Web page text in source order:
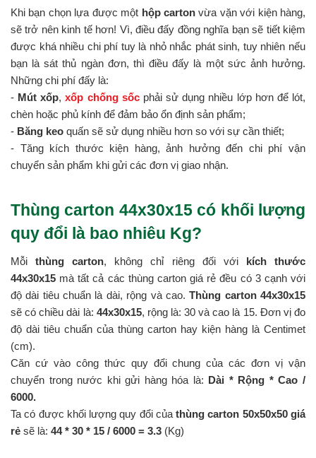
Khi bạn chọn lựa được một hộp cartonvừa vặn với kiện hàng,
sẽ trở nên kinh tế hơn! Vì, điều đấy đồng nghĩa bạn sẽ tiết kiệm
được khá nhiều chi phí tuy là nhỏ nhắc phát sinh, tuy nhiên nếu
bạn là sát thủ ngàn đơn, thì điều đấy là một sức ảnh hưởng.
Những chi phí đấy là:
- Mút xốp,xốp chống sốcphải sử dụng nhiều lớp hơn để lót,
chèn hoặc phủ kính để đảm bảo ổn định sản phẩm;
- Băng keo quấn sẽ sử dụng nhiều hơn so với sự cần thiết;
- Tăng kích thước kiện hàng, ảnh hưởng đến chi phí vận
chuyển sản phẩm khi gửi các đơn vị giao nhận.
Thùng carton 44x30x15 có khối lượng
quy đổi là bao nhiêu Kg?
Mỗithùng carton, không chỉ riêng đối với kích thước
44x30x15 mà tất cả các thùng carton giá rẻ đều có 3 cạnh với
độ dài tiêu chuẩn là dài, rộng và cao.Thùng carton 44x30x15
sẽ có chiều dài là: 44x30x15, rộng là: 30 và cao là 15. Đơn vị đo
độ dài tiêu chuẩn của thùng carton hay kiện hàng là Centimet
(cm).
Căn cứ vào công thức quy đổi chung của các đơn vị vận
chuyển trong nước khi gửi hàng hóa là: Dài * Rộng * Cao /
6000.
Ta có được khối lượng quy đổi củathùng carton 50x50x50 giá
rẻ sẽ là: 44 * 30 * 15 / 6000 = 3.3 (Kg)